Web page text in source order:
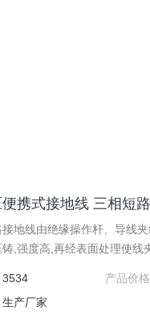
携式接地线 三相短
地线由绝缘操作杆、导线
,强度高,再经表面处理使线
明、外表光滑
3534 产品价格
生产厂家